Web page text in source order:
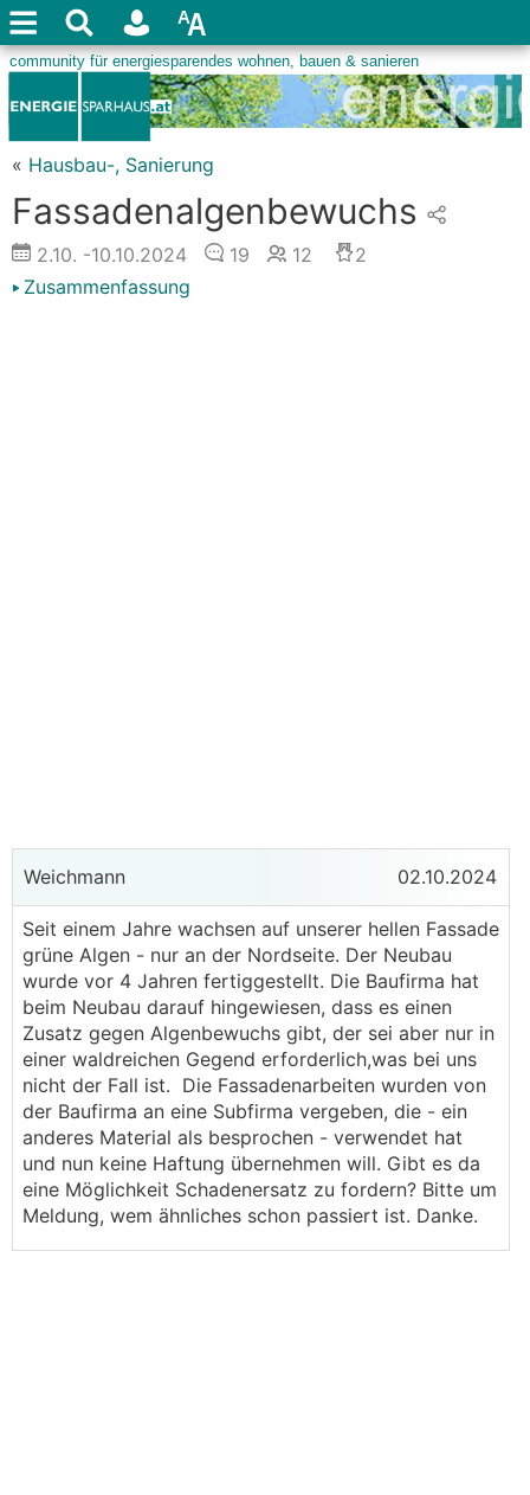
« Hausbau-, Sanierung
Fassadenalgenbewuchs
2.10. -10.10.2024 19 12
2
Zusammenfassung
Weichmann 02.10.2024
Seit einem Jahre wachsen auf unserer hellen Fassade
grüne Algen - nur an der Nordseite. Der Neubau
wurde vor 4 Jahren fertiggestellt. Die Baufirma hat
beim Neubau darauf hingewiesen, dass es einen
Zusatz gegen Algenbewuchs gibt, der sei aber nur in
einer waldreichen Gegend erforderlich,was bei uns
nicht der Fall ist. Die Fassadenarbeiten wurden von
der Baufirma an eine Subfirma vergeben, die - ein
anderes Material als besprochen - verwendet hat
und nun keine Haftung übernehmen will. Gibt es da
eine Möglichkeit Schadenersatz zu fordern? Bitte um
Meldung, wem ähnliches schon passiert ist. Danke.